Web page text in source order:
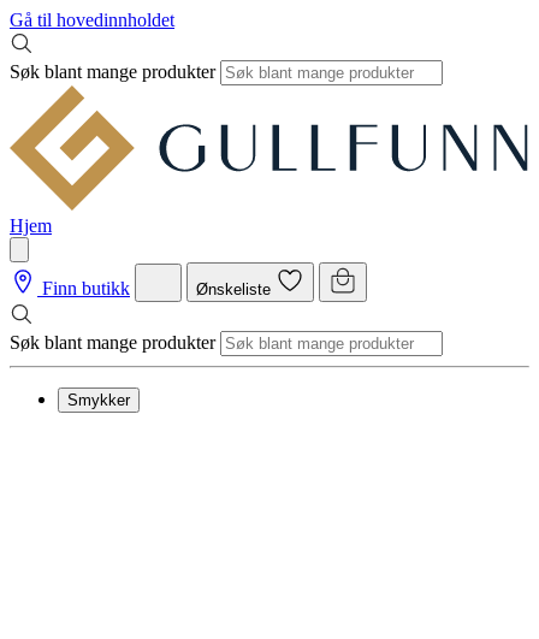
Gå til hovedinnholdet
Søk blant mange produkter
Hjem
Finn butikk Ønskeliste
Søk blant mange produkter
Smykker